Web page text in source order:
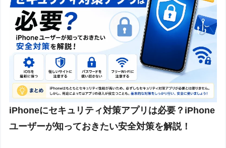
iPhoneにセキュリティ対策アプリは必要？iPhone
ユーザーが知っておきたい安全対策を解説！